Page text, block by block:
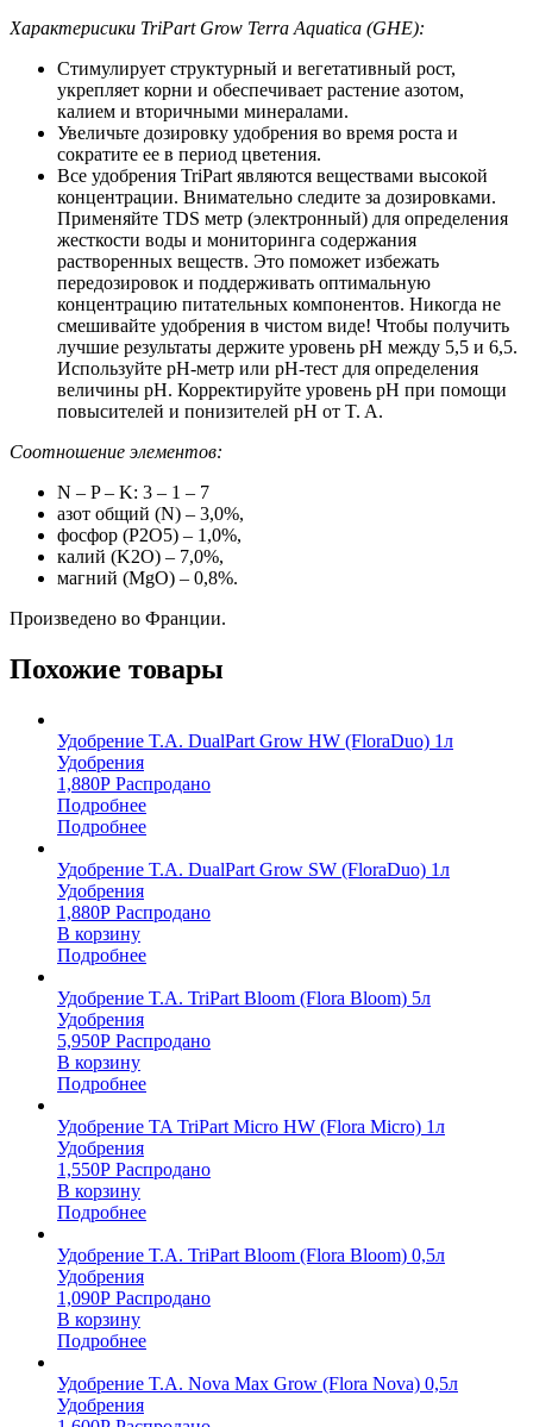
Характерисики TriPart Grow Terra Aquatica (GHE):
Стимулирует структурный и вегетативный рост,
укрепляет корни и обеспечивает растение азотом,
калием и вторичными минералами.
Увеличьте дозировку удобрения во время роста и
сократите ее в период цветения.
Все удобрения TriPart являются веществами высокой
концентрации. Внимательно следите за дозировками.
Применяйте TDS метр (электронный) для определения
жесткости воды и мониторинга содержания
растворенных веществ. Это поможет избежать
передозировок и поддерживать оптимальную
концентрацию питательных компонентов. Никогда не
смешивайте удобрения в чистом виде! Чтобы получить
лучшие результаты держите уровень pH между 5,5 и 6,5.
Используйте pH-метр или pH-тест для определения
величины рН. Корректируйте уровень рН при помощи
повысителей и понизителей pH от T. A.
Соотношение элементов:
N – P – K: 3 – 1 – 7
азот общий (N) – 3,0%,
фосфор (P2O5) – 1,0%,
калий (K2O) – 7,0%,
магний (MgO) – 0,8%.
Произведено во Франции.
Похожие товары
Удобрение T.A. DualPart Grow HW (FloraDuo) 1л
Удобрения
1,880Р Распродано
Подробнее
Подробнее
Удобрение T.A. DualPart Grow SW (FloraDuo) 1л
Удобрения
1,880Р Распродано
В корзину
Подробнее
Удобрение T.A. TriPart Bloom (Flora Bloom) 5л
Удобрения
5,950Р Распродано
В корзину
Подробнее
Удобрение TA TriPart Micro HW (Flora Micro) 1л
Удобрения
1,550Р Распродано
В корзину
Подробнее
Удобрение T.A. TriPart Bloom (Flora Bloom) 0,5л
Удобрения
1,090Р Распродано
В корзину
Подробнее
Удобрение T.A. Nova Max Grow (Flora Nova) 0,5л
Удобрения